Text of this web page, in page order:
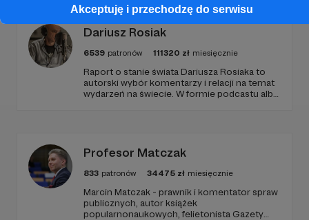
Akceptuję i przechodzę do serwisu
Dariusz Rosiak
6539 patronów 111320 zł miesięcznie
Raport o stanie świata Dariusza Rosiaka to
autorski wybór komentarzy i relacji na temat
wydarzeń na świecie. W formie podcastu albo
Profesor Matczak
833 patronów 34475 zł miesięcznie
Marcin Matczak - prawnik i komentator spraw
publicznych, autor książek
popularnonaukowych, felietonista Gazety